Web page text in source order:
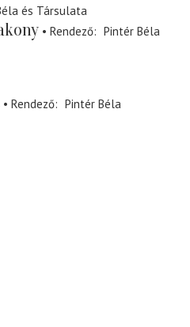
és Társulata
Rendező
Pintér Béla
Rendező
Pintér Béla